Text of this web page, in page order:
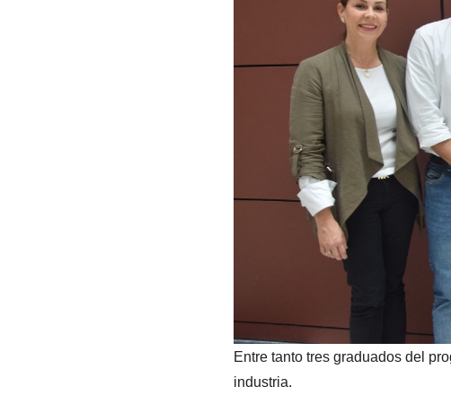
Entre tanto tres graduados del
industria.